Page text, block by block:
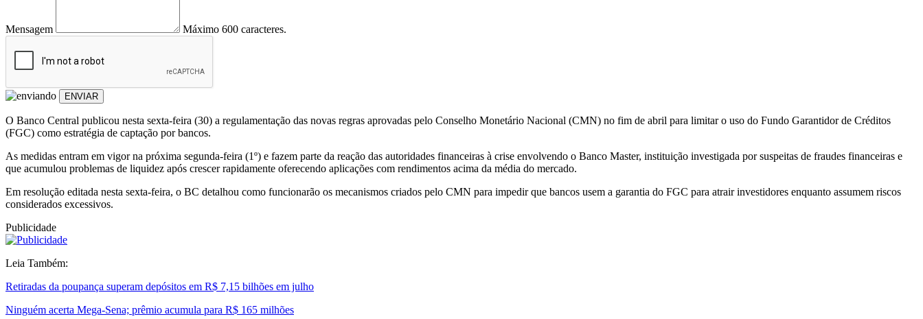
Mensagem Máximo 600 caracteres.
ENVIAR
O Banco Central publicou nesta sexta-feira (30) a regulamentação das novas regras aprovadas pelo Conselho Monetário Nacional (CMN) no fim de abril para limitar o uso do Fundo Garantidor de Créditos
(FGC) como estratégia de captação por bancos.
As medidas entram em vigor na próxima segunda-feira (1º) e fazem parte da reação das autoridades financeiras à crise envolvendo o Banco Master, instituição investigada por suspeitas de fraudes financeiras e
que acumulou problemas de liquidez após crescer rapidamente oferecendo aplicações com rendimentos acima da média do mercado.
Em resolução editada nesta sexta-feira, o BC detalhou como funcionarão os mecanismos criados pelo CMN para impedir que bancos usem a garantia do FGC para atrair investidores enquanto assumem riscos
considerados excessivos.
Publicidade
Leia Também:
Retiradas da poupança superam depósitos em R$ 7,15 bilhões em julho
Ninguém acerta Mega-Sena; prêmio acumula para R$ 165 milhões